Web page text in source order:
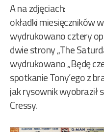
A na zdjęciach:
okładki miesięczników
wydrukowano cztery
dwie strony „The
wydrukowano „Będę
spotkanie Tony’ego z
jak rysownik wyobraził
Cressy.